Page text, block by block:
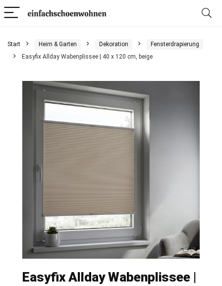
Start Heim & Garten Dekoration
Fensterdrapierung
Easyfix Allday Wabenplissee | 40 x 120 cm, beige
Easyfix Allday Wabenplissee |